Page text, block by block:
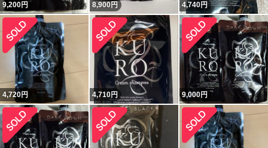
9,200円 8,900円 4,740円
4,720円 4,710円 9,000円